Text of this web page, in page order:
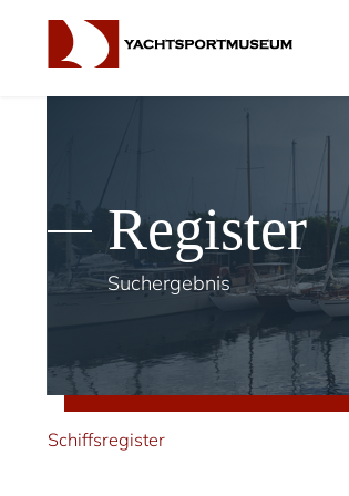
Register
Suchergebnis
Schiffsregister